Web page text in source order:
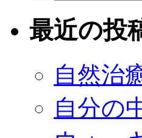
最近の投
自然治
自分の